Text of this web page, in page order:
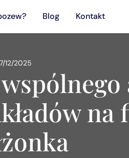
Blog Kontakt
12/2025
na